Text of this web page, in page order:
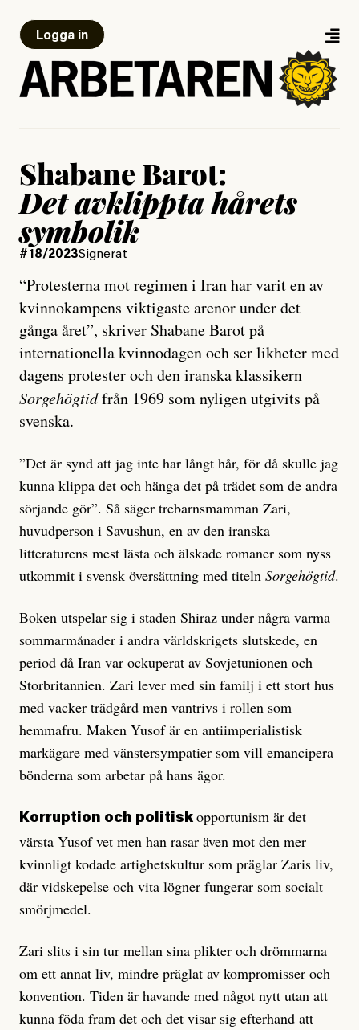
Logga in
Shabane Barot:
Det avklippta hårets
symbolik
#18/2023Signerat
“Protesterna mot regimen i Iran har varit en av
kvinnokampens viktigaste arenor under det
gånga året”, skriver Shabane Barot på
internationella kvinnodagen och ser likheter med
dagens protester och den iranska klassikern
Sorgehögtidfrån 1969 som nyligen utgivits på
svenska.
”Det är synd att jag inte har långt hår, för då skulle jag
kunna klippa det och hänga det på trädet som de andra
sörjande gör”. Så säger trebarnsmamman Zari,
huvudperson i Savushun, en av den iranska
litteraturens mest lästa och älskade romaner som nyss
utkommit i svensk översättning med titeln Sorgehögtid.
Boken utspelar sig i staden Shiraz under några varma
sommarmånader i andra världskrigets slutskede, en
period då Iran var ockuperat av Sovjetunionen och
Storbritannien. Zari lever med sin familj i ett stort hus
med vacker trädgård men vantrivs i rollen som
hemmafru. Maken Yusof är en antiimperialistisk
markägare med vänstersympatier som vill emancipera
bönderna som arbetar på hans ägor.
Korruption och politisk opportunism är det
värsta Yusof vet men han rasar även mot den mer
kvinnligt kodade artighetskultur som präglar Zaris liv,
där vidskepelse och vita lögner fungerar som socialt
smörjmedel.
Zari slits i sin tur mellan sina plikter och drömmarna
om ett annat liv, mindre präglat av kompromisser och
konvention. Tiden är havande med något nytt utan att
kunna föda fram det och det visar sig efterhand att